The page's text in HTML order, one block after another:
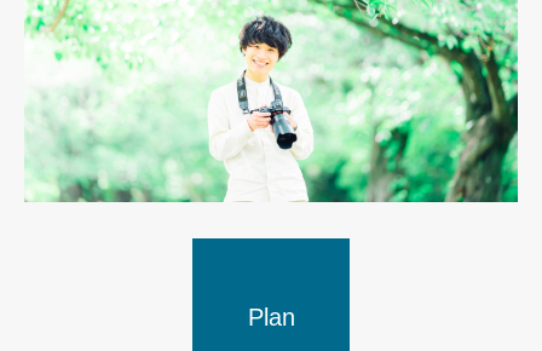
Profile
Plan